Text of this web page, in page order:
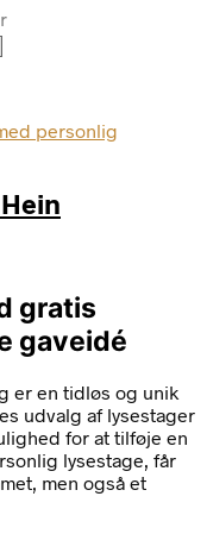
gratis
gaveidé
er en tidløs og unik
udvalg af lysestager
for at tilføje en
lysestage, får
men også et